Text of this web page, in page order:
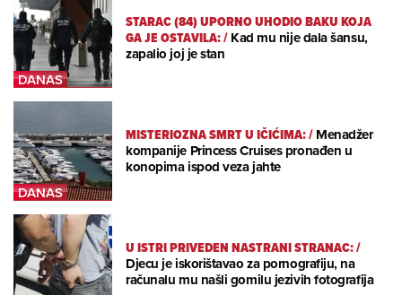
STARAC (84) UPORNO UHODIO BAKU KOJA
GA JE OSTAVILA:/Kad mu nije dala šansu,
zapalio joj je stan
MISTERIOZNA SMRT U IČIĆIMA:/Menadžer
kompanije Princess Cruises pronađen u
konopima ispod veza jahte
U ISTRI PRIVEDEN NASTRANI STRANAC:/
Djecu je iskorištavao za pornografiju, na
računalu mu našli gomilu jezivih fotografija